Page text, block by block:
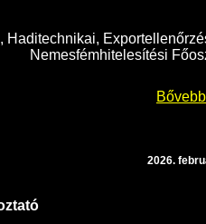
Haditechnikai,
Nemesfémhitelesítési
2026.